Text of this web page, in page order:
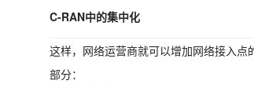
C-RAN中的集中化
这样，网络运营商就可以增加网络接入点
部分：